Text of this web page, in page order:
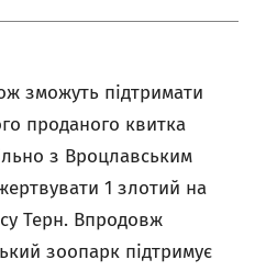
зможуть підтримати
проданого квитка
з Вроцлавським
1 злотий на
Терн. Впродовж
зоопарк підтримує